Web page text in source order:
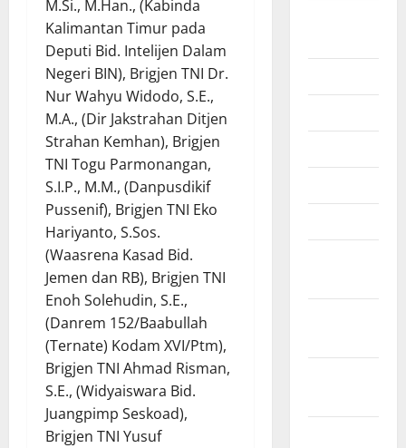
M.Si., M.Han., (Kabinda
Kalimantan Timur pada
Deputi Bid. Intelijen Dalam
Negeri BIN), Brigjen TNI Dr.
Nur Wahyu Widodo, S.E.,
M.A., (Dir Jakstrahan Ditjen
Strahan Kemhan), Brigjen
TNI Togu Parmonangan,
S.I.P., M.M., (Danpusdikif
Pussenif), Brigjen TNI Eko
Hariyanto, S.Sos.
(Waasrena Kasad Bid.
Jemen dan RB), Brigjen TNI
Enoh Solehudin, S.E.,
(Danrem 152/Baabullah
(Ternate) Kodam XVI/Ptm),
Brigjen TNI Ahmad Risman,
S.E., (Widyaiswara Bid.
Juangpimp Seskoad),
Brigjen TNI Yusuf